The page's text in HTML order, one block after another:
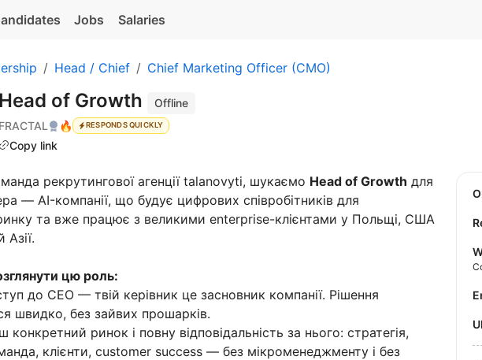
Jobs Salaries
Head / Chief Chief Marketing Officer (CMO)
Head of Growth
Offline
FRACTAL
🔥 RESPONDS QUICKLY
Copy link
рекрутингової агенції talanovyti, шукаємо Head of Growth для
— AI-компанії, що будує цифрових співробітників для
та вже працює з великими enterprise-клієнтами у Польщі, США
Азії.
цю роль:
до CEO — твій керівник це засновник компанії. Рішення
швидко, без зайвих прошарків.
ринок і повну відповідальність за нього: стратегія,
клієнти, customer success — без мікроменеджменту і без